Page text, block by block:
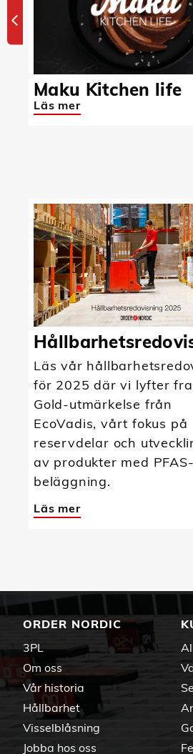
Maku Kitchen life
Läs mer
Läs vår
för 2025 där vi lyfter
Gold-utmärkelse från
EcoVadis, vårt fokus på
reservdelar och
av produkter med
beläggning.
Läs mer
ORDER NORDIC
3PL
Om oss
Vår historia
Hållbarhet
Visselblåsning
Jobba hos oss